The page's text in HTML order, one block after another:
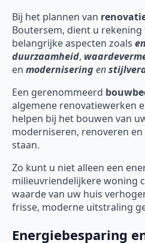
Bij het plannen van
Boutersem, dient u
belangrijke aspecten zoals
duurzaamheid,
en moderniseringen
Een gerenommeerd
algemene renovatiewerken
helpen bij het bouwen van
moderniseren, renoveren
staan.
Zo kunt u niet alleen een
milieuvriendelijkere woning
waarde van uw huis
frisse, moderne uitstraling
Energiebesparing